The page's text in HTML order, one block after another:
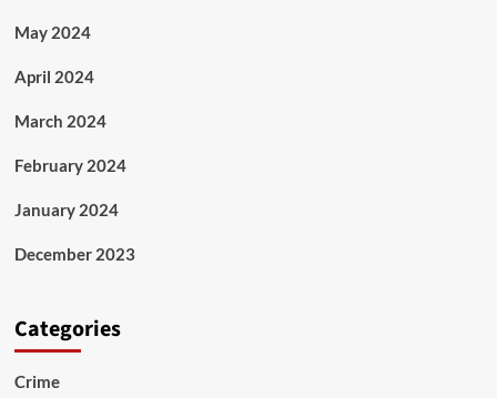
May 2024
April 2024
March 2024
February 2024
January 2024
December 2023
Categories
Crime